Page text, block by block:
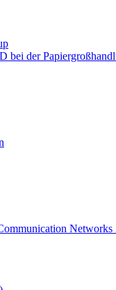
bei der
Networks